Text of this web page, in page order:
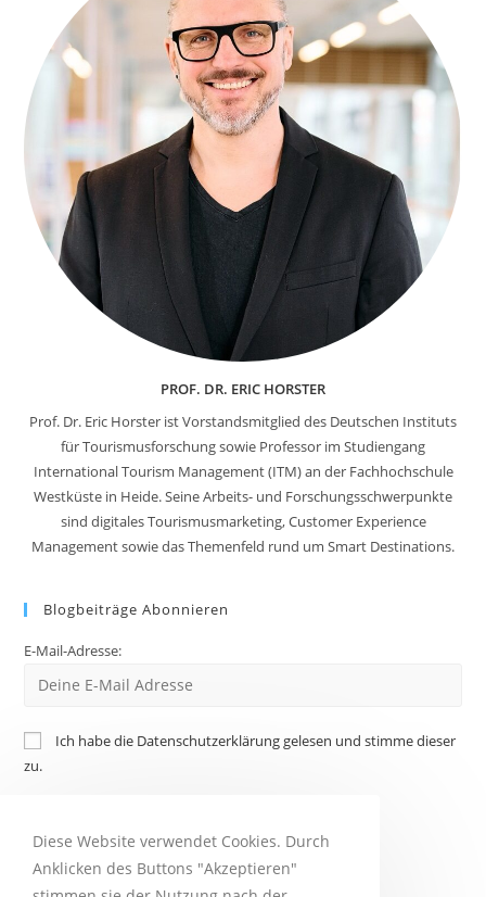
PROF. DR. ERIC HORSTER
Prof. Dr. Eric Horster ist Vorstandsmitglied des Deutschen Instituts
für Tourismusforschung sowie Professor im Studiengang
International Tourism Management (ITM) an der Fachhochschule
Westküste in Heide. Seine Arbeits- und Forschungsschwerpunkte
sind digitales Tourismusmarketing, Customer Experience
Management sowie das Themenfeld rund um Smart Destinations.
Blogbeiträge Abonnieren
E-Mail-Adresse:
Ich habe die Datenschutzerklärung gelesen und stimme dieser
zu.
Diese Website verwendet Cookies. Durch
Anklicken des Buttons "Akzeptieren"